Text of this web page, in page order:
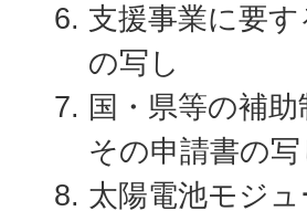
支援事業に要
の写し
国・県等の補
その申請書の写
太陽電池モジ